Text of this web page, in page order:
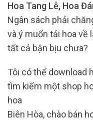
Hoa Tang Lễ, Hoa
Ngân sách phải
và ý muốn tải hoa về
tất cả bận bịu chưa?
Tôi có thể download
tìm kiếm một shop
hoa
Biên Hòa, chào bán